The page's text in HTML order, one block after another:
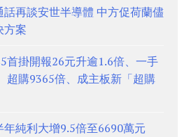
話再談安世半導體 中方促荷蘭儘
方案
首掛開報26元升逾1.6倍、一手
購9365倍、成主板新「超購
年純利大增9.5倍至6690萬元